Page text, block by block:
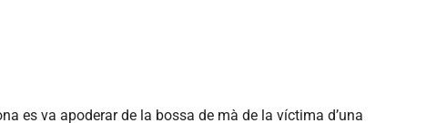
es va apoderar de la bossa de mà de la víctima d’una